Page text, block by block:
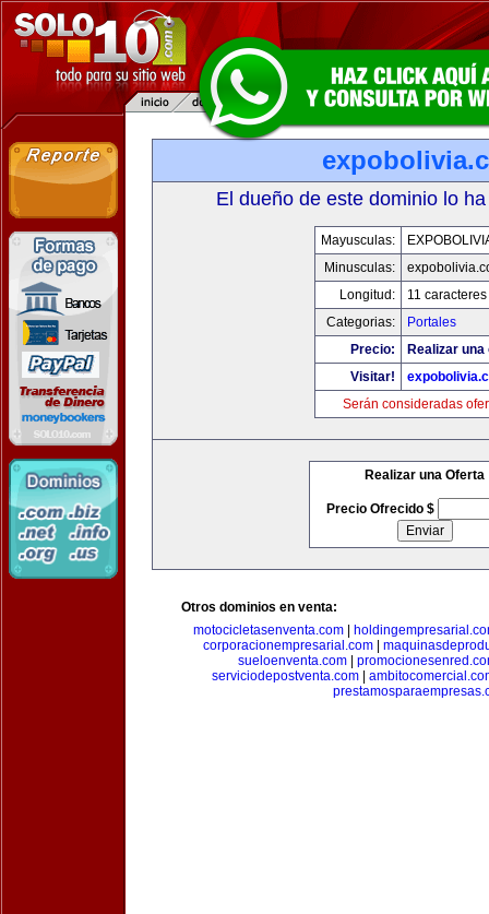
El dueño de este dominio lo
Mayusculas:
Minusculas:
Longitud:
11 caracteres
Categorias:
Portales
Precio:
Realizar
Visitar!
Serán consideradas
Realizar una Oferta
Precio Ofrecido $
Otros dominios en venta:
motocicletasenventa.com
corporacionempresarial.com
sueloenventa.com
serviciodepostventa.com